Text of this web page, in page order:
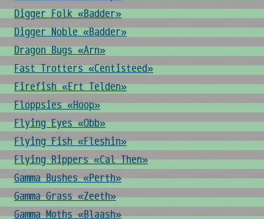
Digger Folk «Badder»
Digger Noble «Badder»
Dragon Bugs «Arn»
Fast Trotters «Centisteed»
Firefish «Ert Telden»
Floppsies «Hoop»
Flying Eyes «Obb»
Flying Fish «Fleshin»
Flying Rippers «Cal Then»
Gamma Bushes «Perth»
Gamma Grass «Zeeth»
Gamma Moths «Blaash»